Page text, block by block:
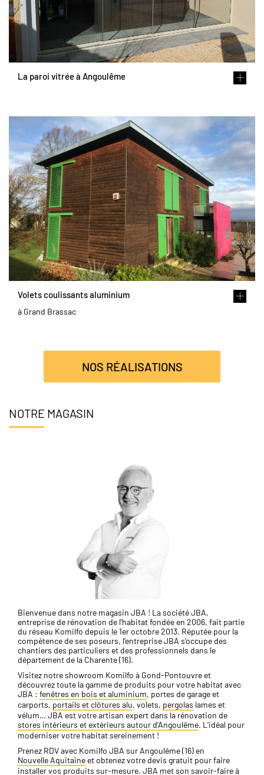
La paroi vitrée à Angoulême
Volets coulissants aluminium
à Grand Brassac
NOS RÉALISATIONS
NOTRE MAGASIN
Bienvenue dans notre magasin JBA ! La société JBA,
entreprise de rénovation de l'habitat fondée en 2006, fait partie
du réseau Komilfo depuis le 1er octobre 2013. Réputée pour la
compétence de ses poseurs, l’entreprise JBA s’occupe des
chantiers des particuliers et des professionnels dans le
département de la Charente (16).
Visitez notre showroom Komilfo à Gond-Pontouvre et
découvrez toute la gamme de produits pour votre habitat avec
JBA : fenêtres en bois et aluminium, portes de garage et
carports, portails et clôtures alu, volets​, pergolas lames et
vélum… JBA est votre artisan expert dans la rénovation de
stores intérieurs et extérieurs autour d'Angoulême. L’idéal pour
moderniser votre habitat sereinement !
Prenez RDV avec Komilfo JBA sur Angoulême (16) en
Nouvelle Aquitaine et obtenez votre devis gratuit pour faire
installer vos produits sur-mesure. JBA met son savoir-faire à